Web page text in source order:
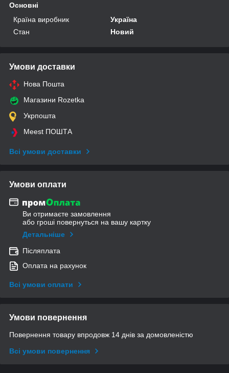
Основні
Країна виробник
Україна
Стан
Новий
Умови доставки
Нова Пошта
Магазини Rozetka
Укрпошта
Meest ПОШТА
Всі умови доставки
Умови оплати
Ви отримаєте замовлення
або гроші повернуться на вашу картку
Детальніше
Післяплата
Оплата на рахунок
Всі умови оплати
Умови повернення
Повернення товару впродовж 14 днів за домовленістю
Всі умови повернення